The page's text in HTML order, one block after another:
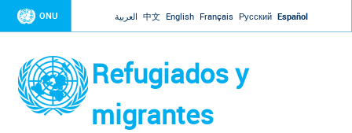
Jump to navigation
ONU العربية 中文 English Français Русский Español
Refugiados y
migrantes